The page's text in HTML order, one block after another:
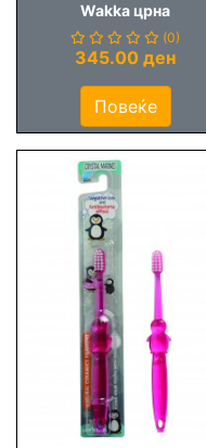
Wakka црна
(0)
345.00 ден
Повеќе